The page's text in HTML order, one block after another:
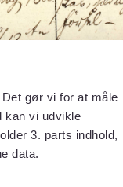
gør vi for at måle
kan vi udvikle
3. parts indhold,
data.